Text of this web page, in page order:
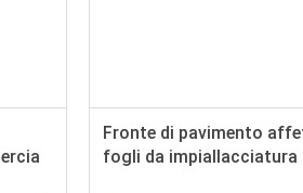
Fronte di pavimento
fogli da impiallacciatura